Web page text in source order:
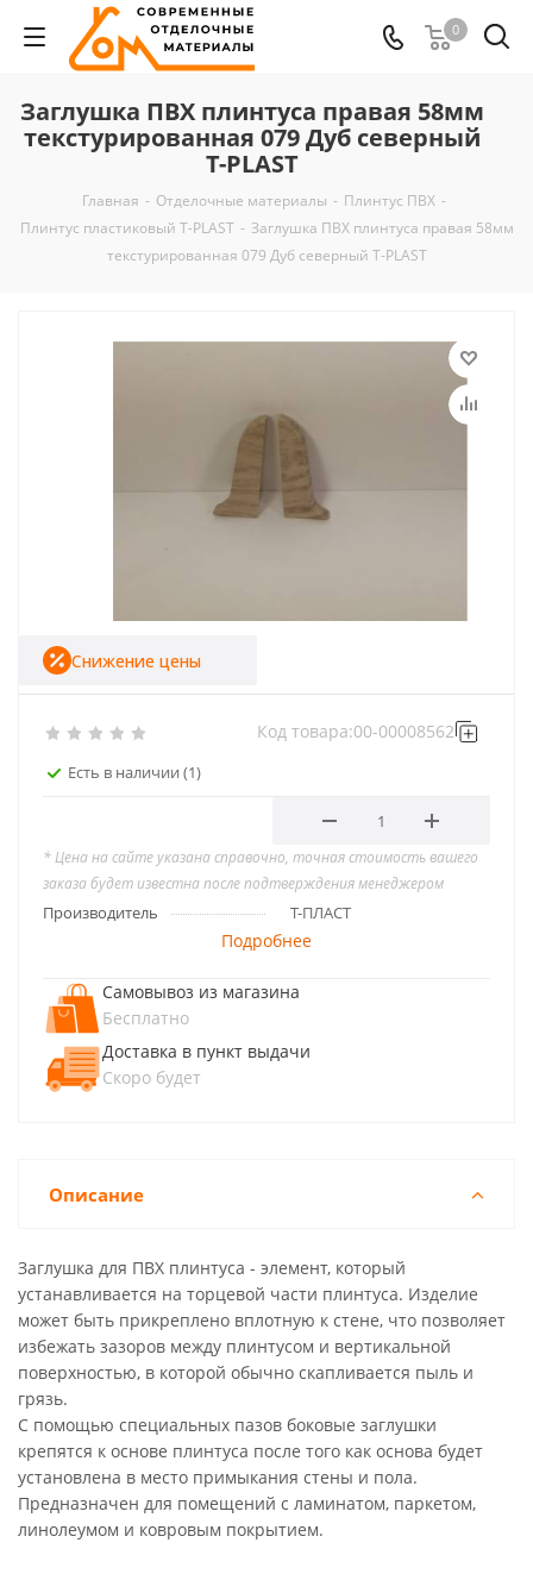
0
Заглушка ПВХ плинтуса правая 58мм
текстурированная 079 Дуб северный
T-PLAST
Главная - Отделочные материалы - Плинтус ПВХ -
Плинтус пластиковый T-PLAST - Заглушка ПВХ плинтуса правая 58мм
текстурированная 079 Дуб северный T-PLAST
Есть в наличии (1)
Код товара:00-00008562
Снижение цены
* Цена на сайте указана справочно, точная стоимость вашего
заказа будет известна после подтверждения менеджером
Производитель Т-ПЛАСТ
Подробнее
Самовывоз из магазина
Бесплатно
Доставка в пункт выдачи
Скоро будет
Описание
Заглушка для ПВХ плинтуса - элемент, который
устанавливается на торцевой части плинтуса. Изделие
может быть прикреплено вплотную к стене, что позволяет
избежать зазоров между плинтусом и вертикальной
поверхностью, в которой обычно скапливается пыль и
грязь.
С помощью специальных пазов боковые заглушки
крепятся к основе плинтуса после того как основа будет
установлена в место примыкания стены и пола.
Предназначен для помещений с ламинатом, паркетом,
линолеумом и ковровым покрытием.